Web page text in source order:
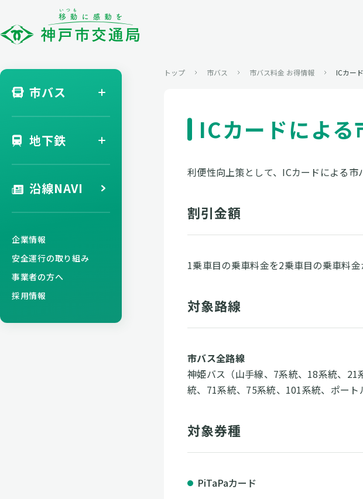
市バス
地下鉄
沿線NAVI
企業情報
安全運行の取り組み
事業者の方へ
採用情報
トップ 市バス 市バス料金 お得情報 ICカー
ICカードによる
利便性向上策として、ICカードによる市
割引金額
1乗車目の乗車料金を2乗車目の乗車料
対象路線
市バス全路線
神姫バス（山手線、7系統、18系統、
統、71系統、75系統、101系統、ポート
対象券種
PiTaPaカード